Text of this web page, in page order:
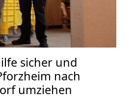
sicher und
nach
umziehen